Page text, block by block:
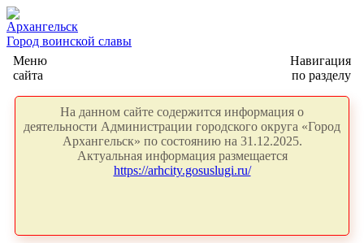
Архангельск
Город воинской славы
Меню
сайта
Навигация
по разделу
На данном сайте содержится информация о
деятельности Администрации городского округа «Город
Архангельск» по состоянию на 31.12.2025.
Актуальная информация размещается
https://arhcity.gosuslugi.ru/